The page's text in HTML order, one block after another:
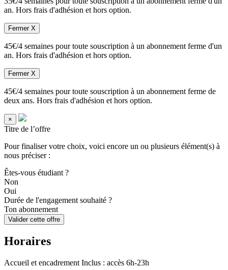
an. Hors frais d'adhésion et hors option.
Fermer X
45€/4 semaines pour toute souscription à un abonnement ferme d'un
an. Hors frais d'adhésion et hors option.
Fermer X
45€/4 semaines pour toute souscription à un abonnement ferme de
deux ans. Hors frais d'adhésion et hors option.
×
Titre de l’offre
Pour finaliser votre choix, voici encore un ou plusieurs élément(s) à
nous préciser :
Êtes-vous étudiant ?
Non
Oui
Durée de l'engagement souhaité ?
Ton abonnement
Valider cette offre
Horaires
Accueil et encadrement Inclus : accès 6h-23h